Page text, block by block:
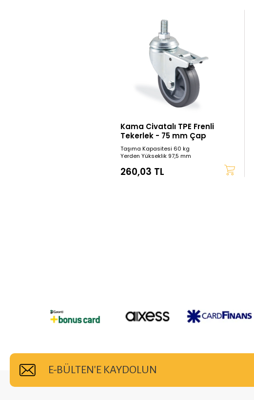
Kama Civatalı TPE Frenli
Tekerlek - 75 mm Çap
Taşıma Kapasitesi 60 kg
Yerden Yükseklik 97,5 mm
260,03 TL
E-BÜLTEN'E KAYDOLUN